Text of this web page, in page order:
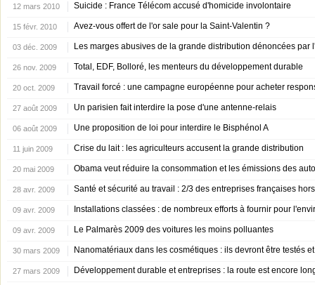
12 mars 2010 Suicide : France Télécom accusé d'homicide involontaire
15 févr. 2010 Avez-vous offert de l'or sale pour la Saint-Valentin ?
03 déc. 2009 Les marges abusives de la grande distribution dénoncées par
26 nov. 2009 Total, EDF, Bolloré, les menteurs du développement durable
20 oct. 2009 Travail forcé : une campagne européenne pour acheter
27 août 2009 Un parisien fait interdire la pose d'une antenne-relais
06 août 2009 Une proposition de loi pour interdire le Bisphénol A
11 juin 2009 Crise du lait : les agriculteurs accusent la grande distribution
20 mai 2009 Obama veut réduire la consommation et les émissions des
28 avr. 2009 Santé et sécurité au travail : 2/3 des entreprises françaises
09 avr. 2009 Installations classées : de nombreux efforts à fournir pour
09 avr. 2009 Le Palmarès 2009 des voitures les moins polluantes
30 mars 2009 Nanomatériaux dans les cosmétiques : ils devront être testés
27 mars 2009 Développement durable et entreprises : la route est encore